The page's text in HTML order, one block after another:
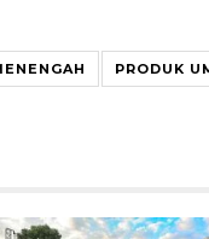
PRODUK